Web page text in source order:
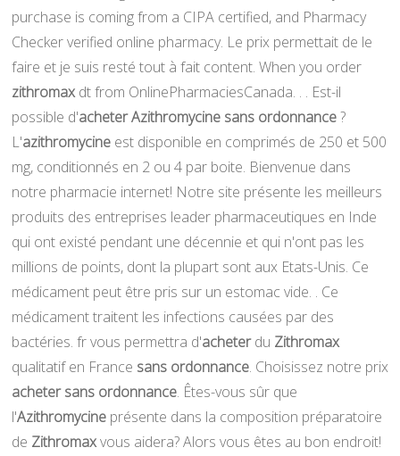
purchase is coming from a CIPA certified, and Pharmacy
Checker verified online pharmacy. Le prix permettait de le
faire et je suis resté tout à fait content. When you order
zithromaxdt from OnlinePharmaciesCanada. . . Est-il
possible d'acheter Azithromycine sans ordonnance?
L'azithromycine est disponible en comprimés de 250 et 500
mg, conditionnés en 2 ou 4 par boite. Bienvenue dans
notre pharmacie internet! Notre site présente les meilleurs
produits des entreprises leader pharmaceutiques en Inde
qui ont existé pendant une décennie et qui n'ont pas les
millions de points, dont la plupart sont aux Etats-Unis. Ce
médicament peut être pris sur un estomac vide. . Ce
médicament traitent les infections causées par des
bactéries. fr vous permettra d'acheterdu Zithromax
qualitatif en France sans ordonnance. Choisissez notre prix
acheter sans ordonnance. Êtes-vous sûr que
l'Azithromycine présente dans la composition préparatoire
de Zithromaxvous aidera? Alors vous êtes au bon endroit!